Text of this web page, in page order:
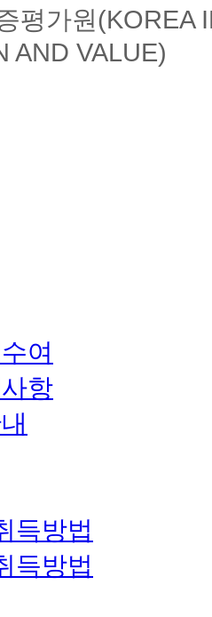
평가원(KOREA
AND VALUE)
여
항
득방법
득방법